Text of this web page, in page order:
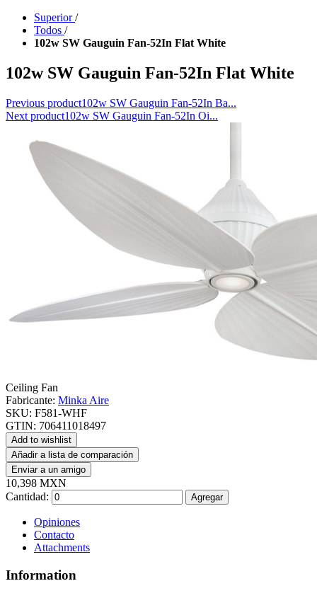
Superior /
Todos /
102w SW Gauguin Fan-52In Flat White
102w SW Gauguin Fan-52In Flat White
Previous product102w SW Gauguin Fan-52In Ba...
Next product102w SW Gauguin Fan-52In Oi...
Ceiling Fan
Fabricante: Minka Aire
SKU: F581-WHF
GTIN: 706411018497
Add to wishlist
Añadir a lista de comparación
Enviar a un amigo
10,398 MXN
Cantidad:
Agregar
Opiniones
Contacto
Attachments
Information